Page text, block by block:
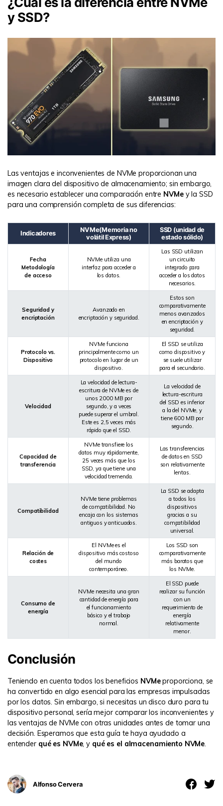
y SSD?
Las ventajas e inconvenientes de NVMe proporcionan una
imagen clara del dispositivo de almacenamiento; sin embargo,
es necesario establecer una comparación entre NVMe y la SSD
para una comprensión completa de sus diferencias:
Indicadores
NVMe(Memoria no
volátil Express)
SSD (unidad de
estado sólido)
Fecha
Metodología
de acceso
NVMe utiliza una
interfaz para acceder a
los datos.
Las SSD utilizan
un circuito
integrado para
acceder a los datos
necesarios.
Seguridad y
encriptación
Avanzado en
encriptación y seguridad.
Estos son
comparativamente
menos avanzados
en encriptación y
seguridad.
Protocolo vs.
Dispositivo
NVMe funciona
principalmente como un
protocolo en lugar de un
dispositivo.
El SSD se utiliza
como dispositivo y
se suele utilizar
para el secundario.
Velocidad
La velocidad de lectura-
escritura de NVMe es de
unos 2000 MB por
segundo, y a veces
puede superar el umbral.
Este es 2,5 veces más
rápido que el SSD.
La velocidad de
lectura-escritura
del SSD es inferior
a la del NVMe, y
tiene 600 MB por
segundo.
Capacidad de
transferencia
NVMe transfiere los
datos muy rápidamente,
25 veces más que los
SSD, ya que tiene una
velocidad tremenda.
Las transferencias
de datos en SSD
son relativamente
lentas.
Compatibilidad
NVMe tiene problemas
de compatibilidad. No
encaja con los sistemas
antiguos y anticuados.
La SSD se adapta
a todos los
dispositivos
gracias a su
compatibilidad
universal.
Relación de
costes
El NVMe es el
dispositivo más costoso
del mundo
contemporáneo.
Los SSD son
comparativamente
más baratos que
los NVMe.
Consumo de
energía
NVMe necesita una gran
cantidad de energía para
el funcionamiento
básico y el trabajo
normal.
El SSD puede
realizar su función
con un
requerimiento de
energía
relativamente
menor.
Conclusión
Teniendo en cuenta todos los beneficios NVMe proporciona, se
ha convertido en algo esencial para las empresas impulsadas
por los datos. Sin embargo, si necesitas un disco duro para tu
dispositivo personal, sería mejor comparar los inconvenientes y
las ventajas de NVMe con otras unidades antes de tomar una
decisión. Esperamos que esta guía te haya ayudado a
entender qué es NVMe, y qué es el almacenamiento NVMe.
Alfonso Cervera